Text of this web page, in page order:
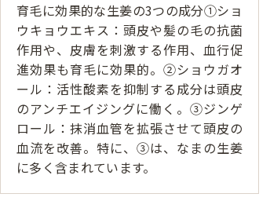
育毛に効果的な生姜の3つの成分①ショ
ウキョウエキス：頭皮や髪の毛の抗菌
作用や、皮膚を刺激する作用、血行促
進効果も育毛に効果的。②ショウガオ
ール：活性酸素を抑制する成分は頭皮
のアンチエイジングに働く。③ジンゲ
ロール：抹消血管を拡張させて頭皮の
血流を改善。特に、③は、なまの生姜
に多く含まれています。